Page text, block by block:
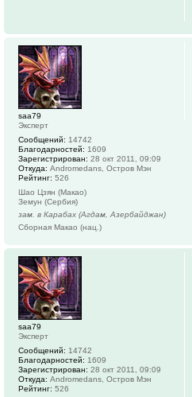
saa79
Эксперт
Сообщений: 14742
Благодарностей: 1609
Зарегистрирован: 28 окт 2011, 09:09
Откуда: Andromedans, Остров Мэн
Рейтинг: 526
Шао Цзян (Макао)
Земун (Сербия)
зам. в Карабах (Агдам, Азербайджан)
Сборная Макао (нац.)
saa79
Эксперт
Сообщений: 14742
Благодарностей: 1609
Зарегистрирован: 28 окт 2011, 09:09
Откуда: Andromedans, Остров Мэн
Рейтинг: 526